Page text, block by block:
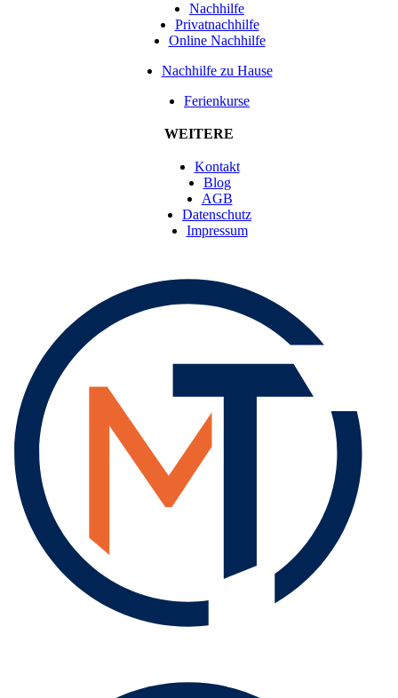
Nachhilfe
Privatnachhilfe
Online Nachhilfe
Nachhilfe zu Hause
Ferienkurse
WEITERE
Kontakt
Blog
AGB
Datenschutz
Impressum